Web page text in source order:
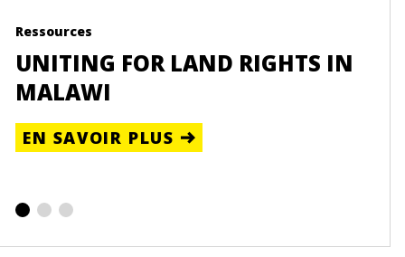
Ressources
UNITING FOR LAND RIGHTS IN
MALAWI
EN SAVOIR PLUS